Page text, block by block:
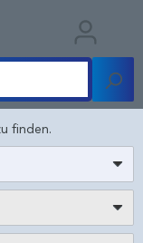
finden.